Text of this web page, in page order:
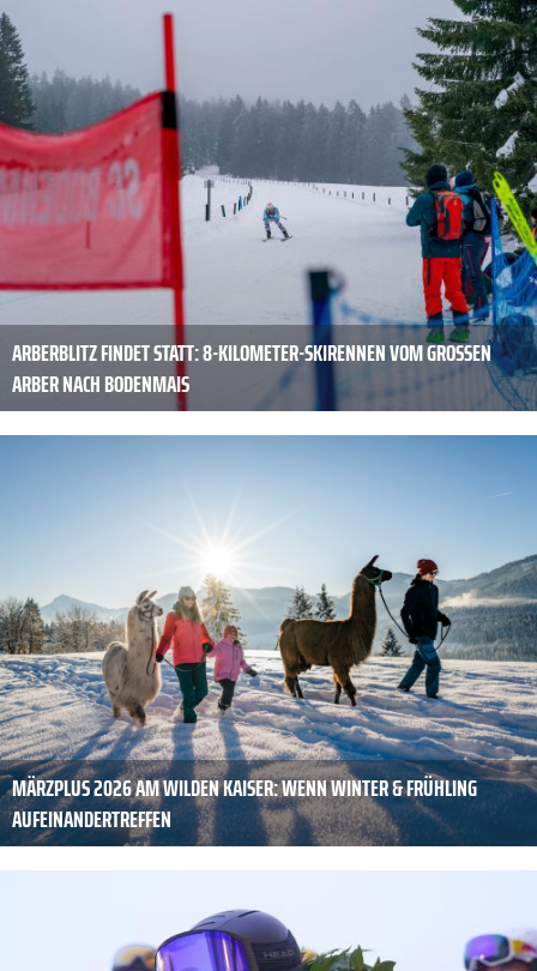
ARBERBLITZ FINDET STATT: 8-KILOMETER-SKIRENNEN VOM GROSSEN A
RBER NACH BODENMAIS
MÄRZPLUS 2026 AM WILDEN KAISER: WENN WINTER & FRÜHLING
AUFEINANDERTREFFEN